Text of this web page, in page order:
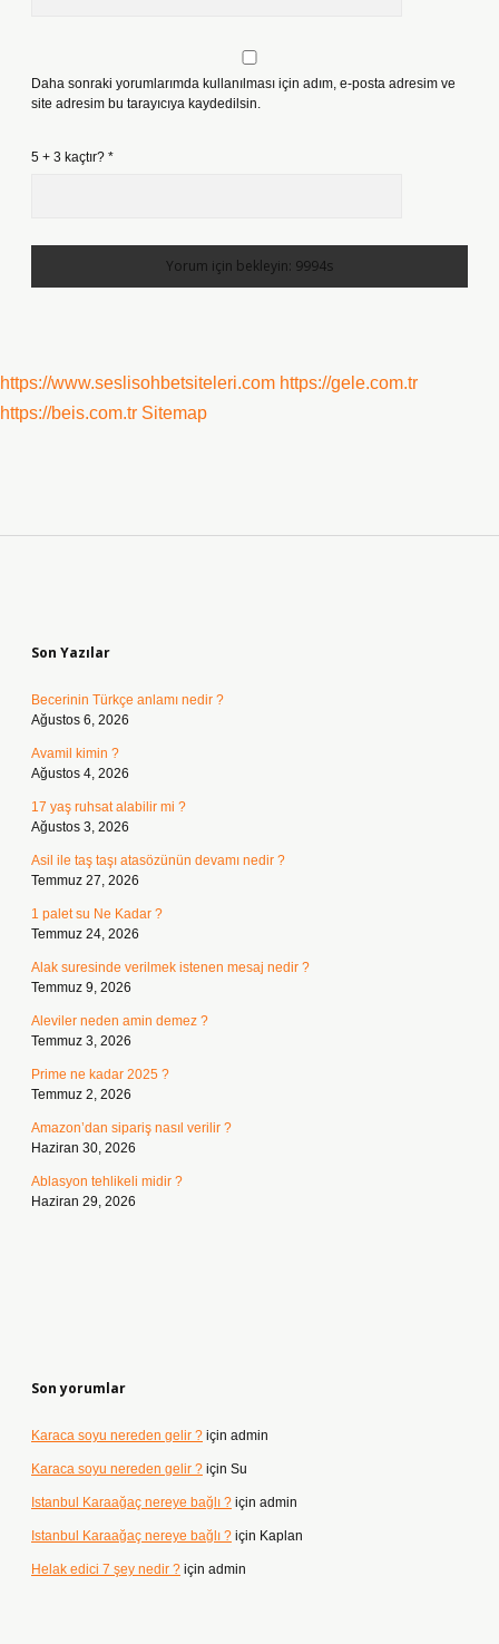
Daha sonraki yorumlarımda kullanılması için adım, e-posta adresim ve
site adresim bu tarayıcıya kaydedilsin.
5 + 3 kaçtır? *
https://www.seslisohbetsiteleri.com https://gele.com.tr
https://beis.com.tr Sitemap
Son Yazılar
Becerinin Türkçe anlamı nedir ?
Ağustos 6, 2026
Avamil kimin ?
Ağustos 4, 2026
17 yaş ruhsat alabilir mi ?
Ağustos 3, 2026
Asil ile taş taşı atasözünün devamı nedir ?
Temmuz 27, 2026
1 palet su Ne Kadar ?
Temmuz 24, 2026
Alak suresinde verilmek istenen mesaj nedir ?
Temmuz 9, 2026
Aleviler neden amin demez ?
Temmuz 3, 2026
Prime ne kadar 2025 ?
Temmuz 2, 2026
Amazon’dan sipariş nasıl verilir ?
Haziran 30, 2026
Ablasyon tehlikeli midir ?
Haziran 29, 2026
Son yorumlar
Karaca soyu nereden gelir ? için admin
Karaca soyu nereden gelir ? için Su
Istanbul Karaağaç nereye bağlı ? için admin
Istanbul Karaağaç nereye bağlı ? için Kaplan
Helak edici 7 şey nedir ? için admin